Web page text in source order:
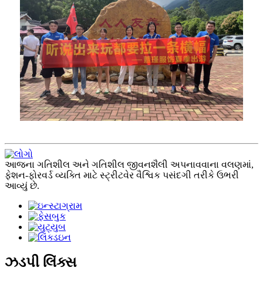
આજના ગતિશીલ અને ગતિશીલ જીવનશૈલી અપનાવવાના વલણમાં,
ફેશન-ફોરવર્ડ વ્યક્તિ માટે સ્ટ્રીટવેર વૈશ્વિક પસંદગી તરીકે ઉભરી
આવ્યું છે.
ઝડપી લિંક્સ